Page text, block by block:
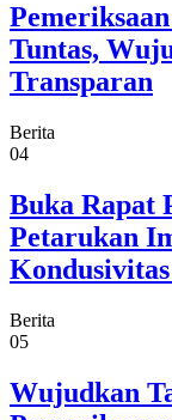
Tuntas,
Transparan
Berita
04
Buka Rapat
Petarukan
Berita
05
Wujudkan